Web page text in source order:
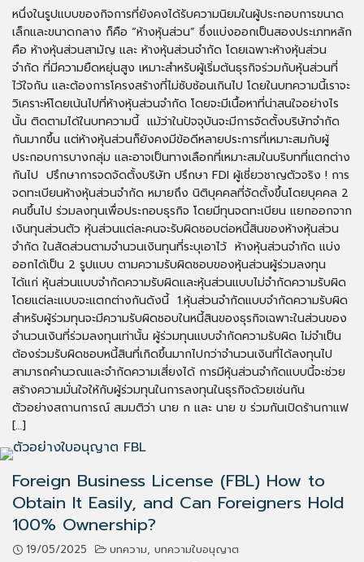
หนึ่งในรูปแบบของกิจการที่ยังคงได้รับความนิยมในผู้ประกอบการขนาด
เล็กและขนาดกลาง ก็คือ “ห้างหุ้นส่วน” ซึ่งแบ่งออกเป็นสองประเภทหลัก
คือ ห้างหุ้นส่วนสามัญ และ ห้างหุ้นส่วนจำกัด โดยเฉพาะห้างหุ้นส่วน
จำกัด ที่มีความยืดหยุ่นสูง เหมาะสำหรับผู้เริ่มต้นธุรกิจร่วมกับหุ้นส่วนที่
ไว้ใจกัน และต้องการโครงสร้างที่ไม่ซับซ้อนเกินไป โดยในบทความนี้เราจะ
วิเคราะห์โดยเน้นไปที่ห้างหุ้นส่วนจำกัด โดยจะมีเนื้อหาที่น่าสนใจอย่างไร
นั้น ติดตามได้ในบทความนี้ แม้ว่าในปัจจุบันจะมีการจัดตั้งบริษัทจำกัด
กันมากขึ้น แต่ห้างหุ้นส่วนก็ยังคงมีข้อดีหลายประการที่เหมาะสมกับผู้
ประกอบการบางกลุ่ม และอาจเป็นทางเลือกที่เหมาะสมในบริบทที่แตกต่าง
กันไป ปรึกษาการจดจัดตั้งบริษัท ปรึกษา FDI ผู้เชี่ยวชาญตัวจริง ! การ
จดทะเบียนห้างหุ้นส่วนจำกัด หมายถึง นิติบุคคลที่จัดตั้งขึ้นโดยบุคคล 2
คนขึ้นไป ร่วมลงทุนเพื่อประกอบธุรกิจ โดยมีทุนจดทะเบียน แยกออกจาก
เงินทุนส่วนตัว หุ้นส่วนแต่ละคนจะรับผิดชอบต่อหนี้สินของห้างหุ้นส่วน
จำกัด ในสัดส่วนตามจำนวนเงินทุนที่ระบุเอาไว้ ห้างหุ้นส่วนจำกัด แบ่ง
ออกได้เป็น 2 รูปแบบ ตามความรับผิดชอบของหุ้นส่วนผู้ร่วมลงทุน
ได้แก่ หุ้นส่วนแบบจำกัดความรับผิดและหุ้นส่วนแบบไม่จำกัดความรับผิด
โดยแต่ละแบบจะแตกต่างกันดังนี้ 1.หุ้นส่วนจำกัดแบบจำกัดความรับผิด
สำหรับผู้ร่วมทุนจะมีความรับผิดชอบในหนี้สินของธุรกิจเฉพาะในส่วนของ
จำนวนเงินที่ร่วมลงทุนเท่านั้น ผู้ร่วมทุนแบบจำกัดความรับผิด ไม่จำเป็น
ต้องร่วมรับผิดชอบหนี้สินที่เกิดขึ้นมากไปกว่าจำนวนเงินที่ได้ลงทุนไป
สามารถคำนวณและจำกัดความเสี่ยงได้ การมีหุ้นส่วนจำกัดแบบนี้จะช่วย
สร้างความมั่นใจให้กับผู้ร่วมทุนในการลงทุนในธุรกิจด้วยเช่นกัน
ตัวอย่างสถานการณ์ สมมติว่า นาย ก และ นาย ข ร่วมกันเปิดร้านกาแฟ
[…]
Foreign Business License (FBL) How to
Obtain It Easily, and Can Foreigners Hold
100% Ownership?
19/05/2025 บทความ, บทความใบอนุญาต